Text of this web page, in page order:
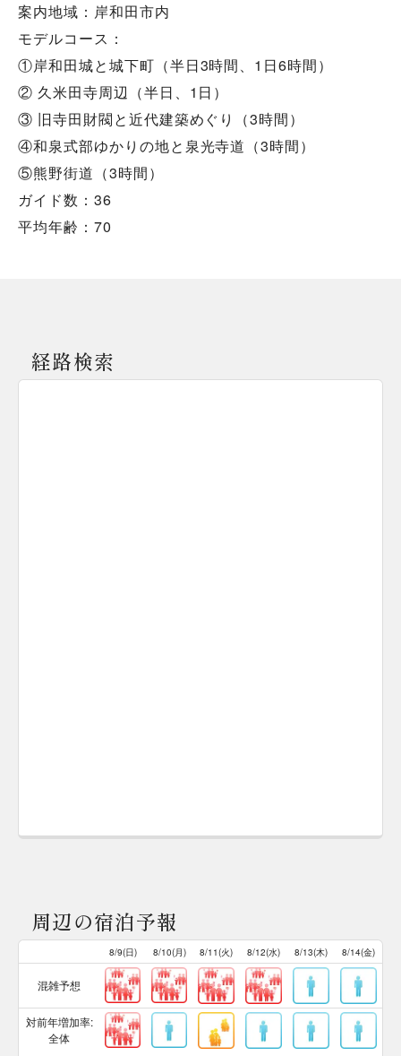
案内地域：岸和田市内
モデルコース：
①岸和田城と城下町（半日3時間、1日6時間）
② 久米田寺周辺（半日、1日）
③ 旧寺田財閥と近代建築めぐり（3時間）
④和泉式部ゆかりの地と泉光寺道（3時間）
⑤熊野街道（3時間）
ガイド数：36
平均年齢：70
経路検索
周辺の宿泊予報
8/9(日) 8/10(月) 8/11(火) 8/12(水) 8/13(木) 8/14(金)
混雑予想
対前年増加率:
全体